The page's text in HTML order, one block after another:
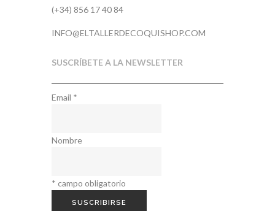
(+34) 856 17 40 84
INFO@ELTALLERDECOQUISHOP.COM
SUSCRÍBETE A LA NEWSLETTER
Email *
Nombre
* campo obligatorio